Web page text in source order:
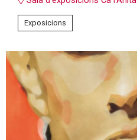
Exposicions